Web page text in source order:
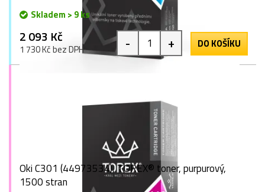
Skladem > 9 ks
2 093 Kč
1 730 Kč bez DPH - + DO KOŠÍKU
Oki C301 (44973534), TOREX® toner, purpurový,
1500 stran